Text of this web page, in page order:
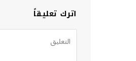
اترك تعليقاً